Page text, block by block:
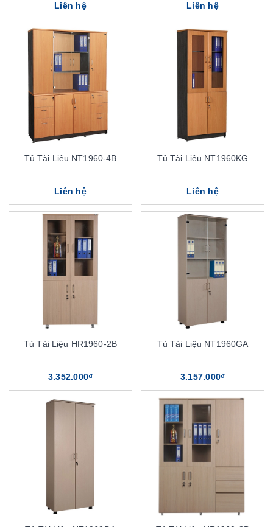
Liên hệ Liên hệ
Tủ Tài Liệu NT1960-4B
Liên hệ
Tủ Tài Liệu NT1960KG
Liên hệ
Tủ Tài Liệu HR1960-2B
3.352.000₫
Tủ Tài Liệu NT1960GA
3.157.000₫